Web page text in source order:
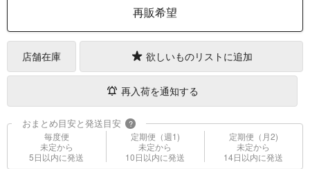
再販希望
店舗在庫 欲しいものリストに追加
再入荷を通知する
おまとめ目安と発送目安 ?
毎度便
未定から
5日以内に発送
定期便（週1)
未定から
10日以内に発送
定期便（月2)
未定から
14日以内に発送